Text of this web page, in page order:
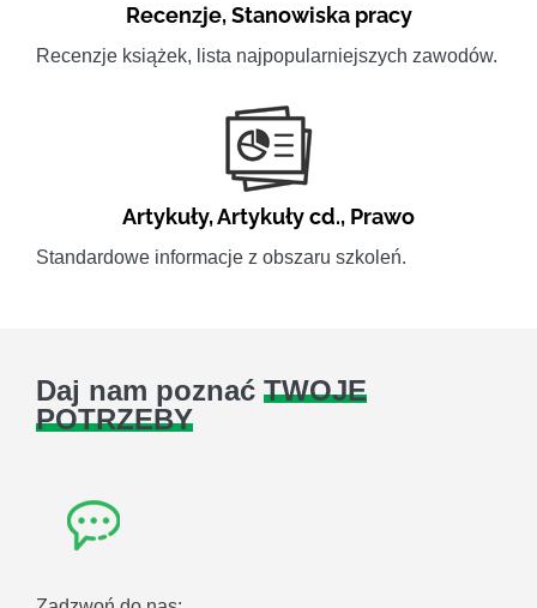
Recenzje,Stanowiska pracy
Recenzje książek, lista najpopularniejszych zawodów.
Artykuły,Artykuły cd., Prawo
Standardowe informacje z obszaru szkoleń.
Daj nam poznać TWOJE
POTRZEBY